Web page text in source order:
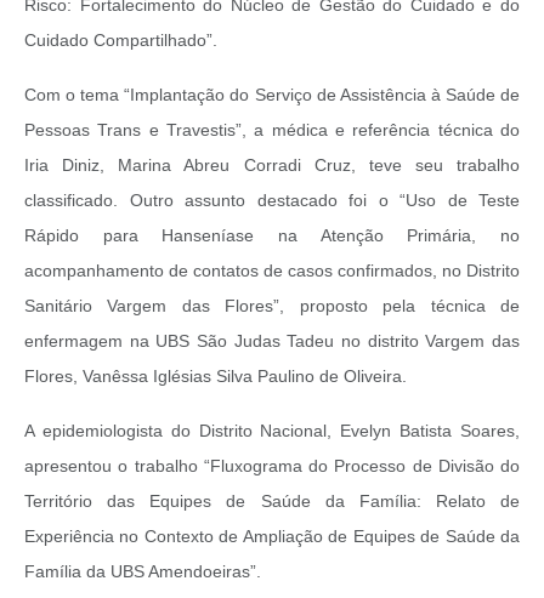
Risco: Fortalecimento do Núcleo de Gestão do Cuidado e do
Cuidado Compartilhado”.
Com o tema “Implantação do Serviço de Assistência à Saúde de
Pessoas Trans e Travestis”, a médica e referência técnica do
Iria Diniz, Marina Abreu Corradi Cruz, teve seu trabalho
classificado. Outro assunto destacado foi o “Uso de Teste
Rápido para Hanseníase na Atenção Primária, no
acompanhamento de contatos de casos confirmados, no Distrito
Sanitário Vargem das Flores”, proposto pela técnica de
enfermagem na UBS São Judas Tadeu no distrito Vargem das
Flores, Vanêssa Iglésias Silva Paulino de Oliveira.
A epidemiologista do Distrito Nacional, Evelyn Batista Soares,
apresentou o trabalho “Fluxograma do Processo de Divisão do
Território das Equipes de Saúde da Família: Relato de
Experiência no Contexto de Ampliação de Equipes de Saúde da
Família da UBS Amendoeiras”.